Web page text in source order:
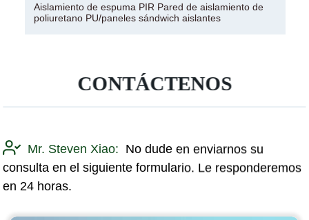
Aislamiento de espuma PIR Pared de aislamiento de
poliuretano PU/paneles sándwich aislantes
CONTÁCTENOS
Mr. Steven Xiao: No dude en enviarnos su
consulta en el siguiente formulario. Le responderemos
en 24 horas.